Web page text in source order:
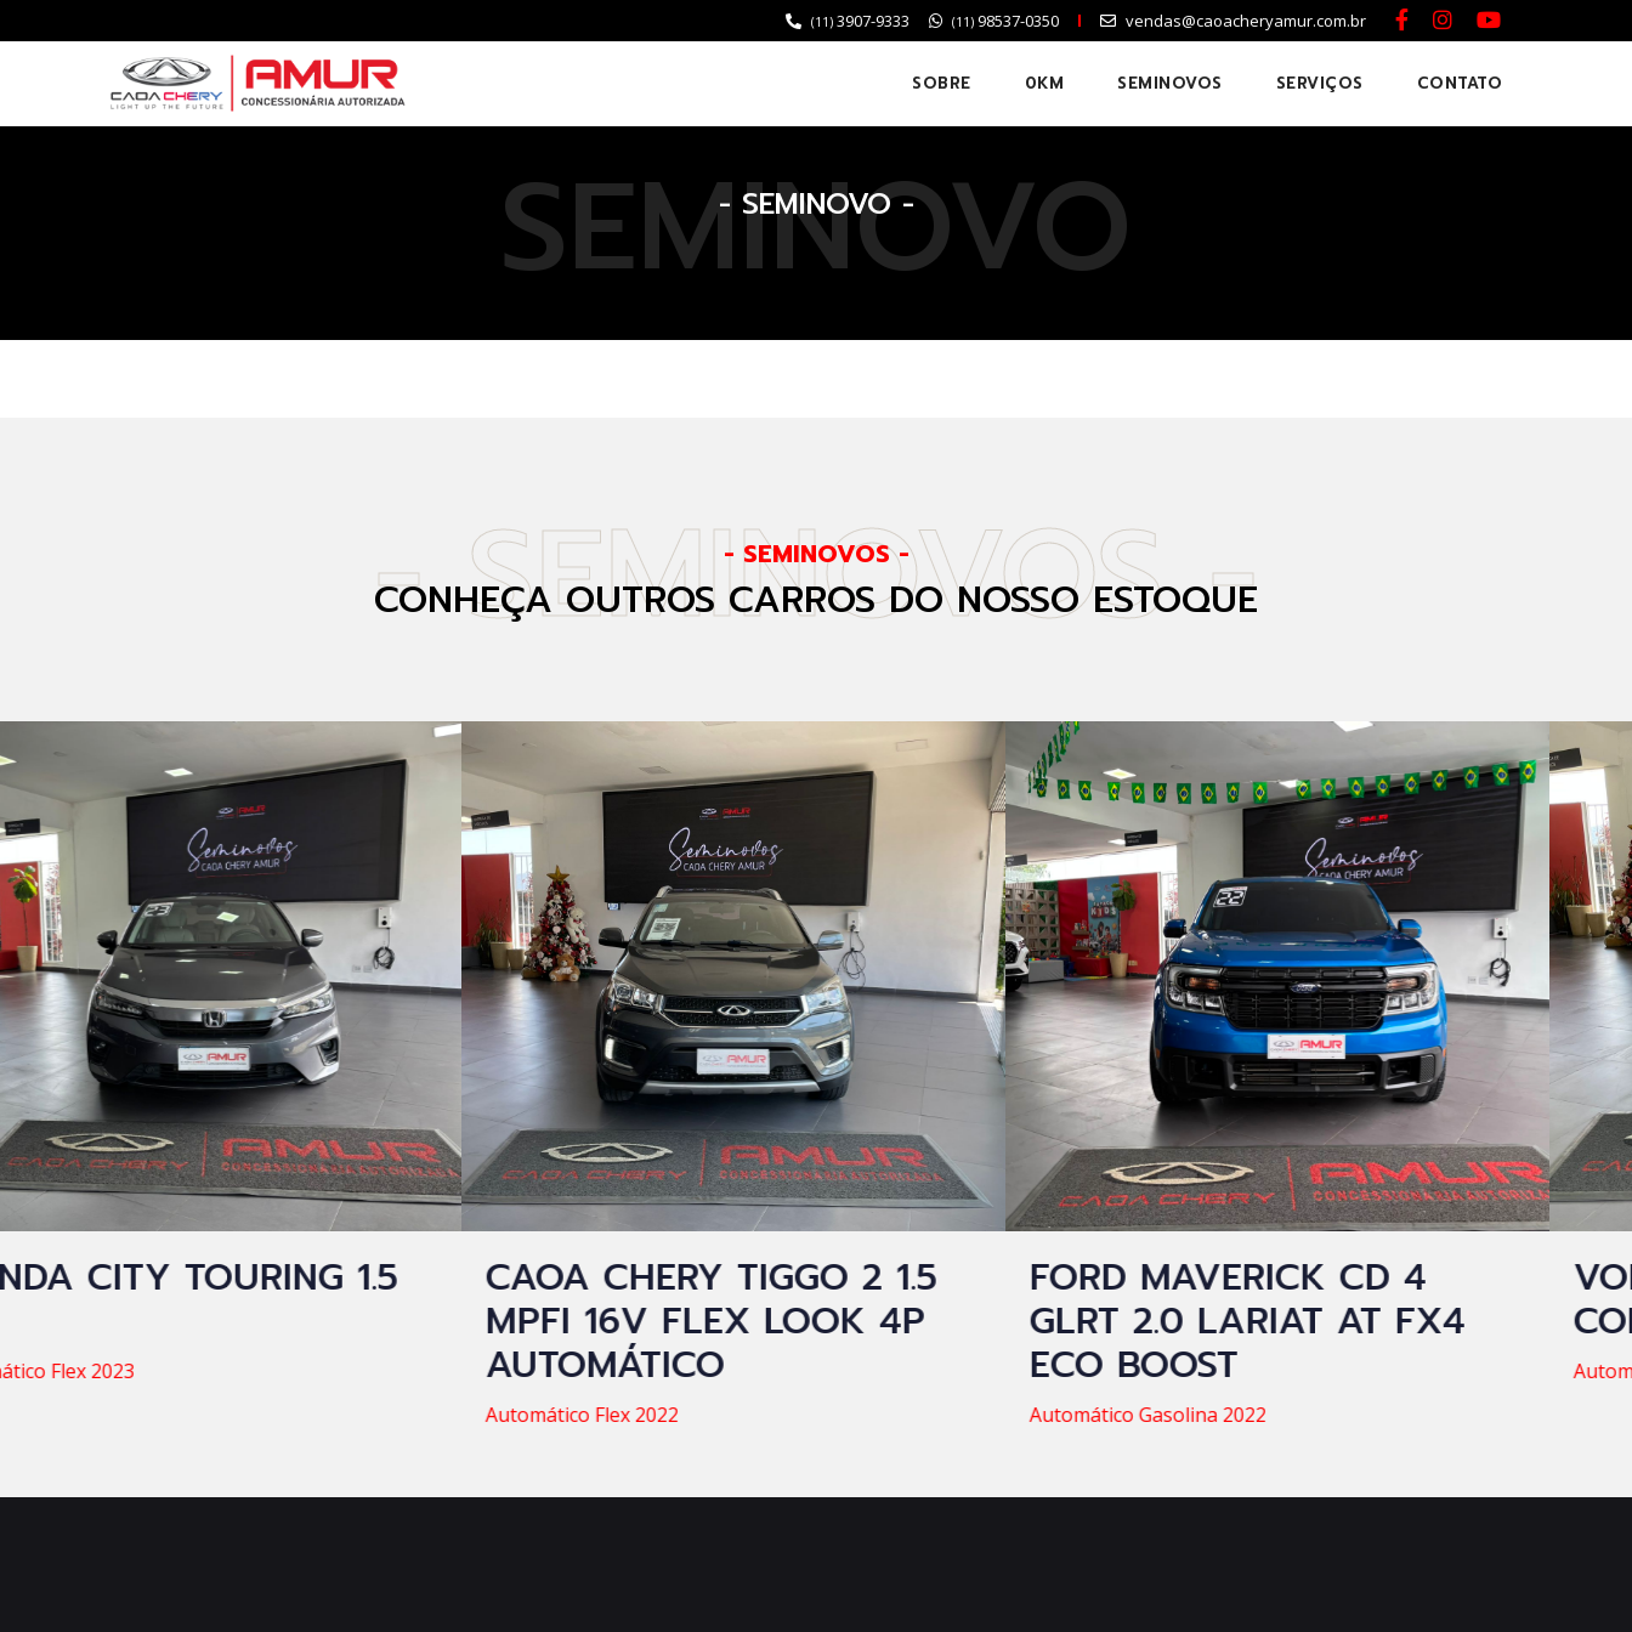
(11) 3907-9333 (11) 98537-0350 vendas@caoacheryamur.com.br
SOBRE 0KM SEMINOVOS SERVIÇOS CONTATO
- SEMINOVO -
SEMINOVO
- SEMINOVOS -
CONHEÇA OUTROS CARROS DO NOSSO ESTOQUE
- SEMINOVOS -
1.5 CAOA CHERY TIGGO 2 1.5
MPFI 16V FLEX LOOK 4P
FORD MAVERICK CD 4
GLRT 2.0 LARIAT AT FX4
VOLKSWAGEN T-
CONFORTLINE 1.0